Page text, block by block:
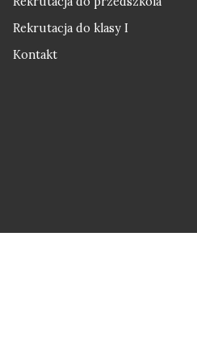
Rekrutacja do klasy I
Kontakt